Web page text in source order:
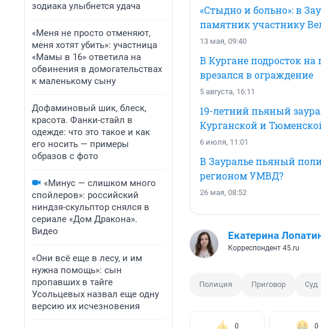
зодиака улыбнется удача
«Меня не просто отменяют,
меня хотят убить»: участница
«Мамы в 16» ответила на
обвинения в домогательствах
к маленькому сыну
Дофаминовый шик, блеск,
красота. Фанки-стайл в
одежде: что это такое и как
его носить — примеры
образов с фото
«Минус — слишком много
спойлеров»: российский
ниндзя-скульптор снялся в
сериале «Дом Дракона».
Видео
«Они всё еще в лесу, и им
нужна помощь»: сын
пропавших в тайге
Усольцевых назвал еще одну
версию их исчезновения
«Стыдно и больно»: в
памятник участнику
13 мая, 09:40
В Кургане подросток
врезался в ограждение
5 августа, 16:11
19-летний пьяный
Курганской и
6 июля, 11:01
В Зауралье пьяный
регионом УМВД?
26 мая, 08:52
Екатерина
Корреспондент 45.ru
Полиция Приговор Суд
0 0